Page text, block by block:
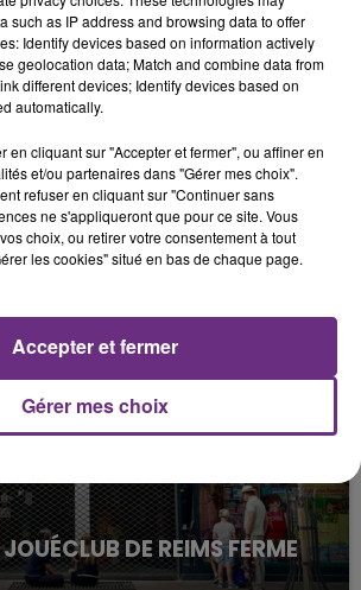
NUCLÉAIRE DE CHOOZ
est à l'arrêt. Une situation
intense qui est toujours
DE REIMS FERME
such as IP address and browsing data to offer
Identify devices based on information actively
geolocation data; Match and combine data from
different devices; Identify devices based on
automatically.
en cliquant sur "Accepter et fermer", ou affiner en
et/ou partenaires dans "Gérer mes choix".
refuser en cliquant sur "Continuer sans
ne s'appliqueront que pour ce site. Vous
choix, ou retirer votre consentement à tout
les cookies" situé en bas de chaque page.
Gérer mes choix
Accepter et fermer